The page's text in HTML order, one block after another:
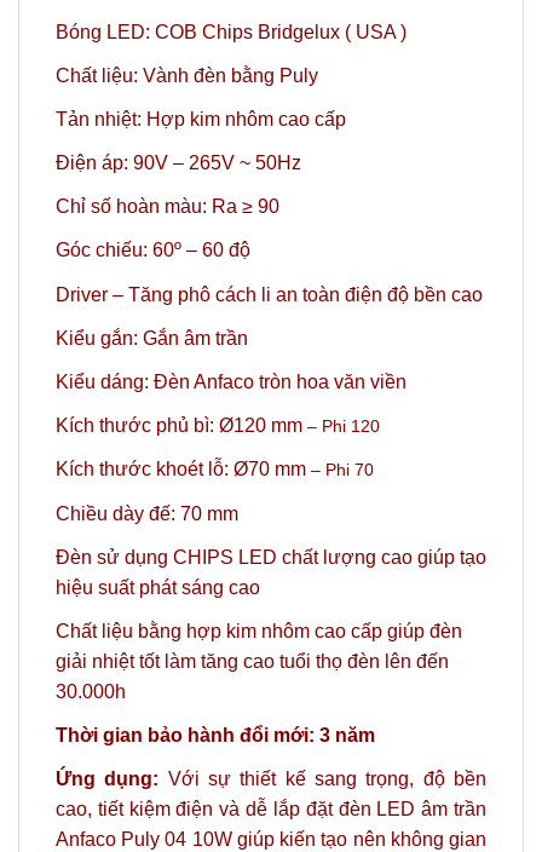
Bóng LED: COB Chips Bridgelux ( USA )
Chất liệu: Vành đèn bằng Puly
Tản nhiệt: Hợp kim nhôm cao cấp
Điện áp: 90V – 265V ~ 50Hz
Chỉ số hoàn màu: Ra ≥ 90
Góc chiếu: 60º – 60 độ
Driver – Tăng phô cách li an toàn điện độ bền cao
Kiểu gắn: Gắn âm trần
Kiểu dáng: Đèn Anfaco tròn hoa văn viền
Kích thước phủ bì: Ø120 mm – Phi 120
Kích thước khoét lỗ: Ø70 mm – Phi 70
Chiều dày đế: 70 mm
Đèn sử dụng CHIPS LED chất lượng cao giúp tạo
hiệu suất phát sáng cao
Chất liệu bằng hợp kim nhôm cao cấp giúp đèn
giải nhiệt tốt làm tăng cao tuổi thọ đèn lên đến
30.000h
Thời gian bảo hành đổi mới: 3 năm
Ứng dụng: Với sự thiết kế sang trọng, độ bền
cao, tiết kiệm điện và dễ lắp đặt đèn LED âm trần
Anfaco Puly 04 10W giúp kiến tạo nên không gian